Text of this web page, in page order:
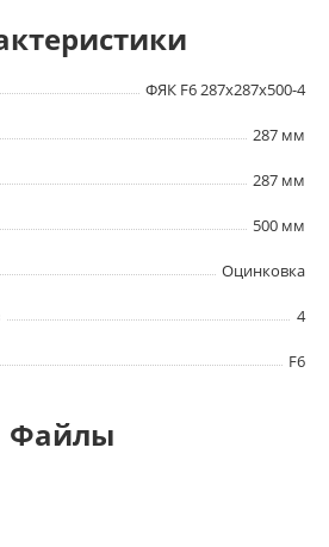
ФЯК F6 287х287х500-4
287 мм
287 мм
500 мм
Оцинковка
4
F6
Файлы